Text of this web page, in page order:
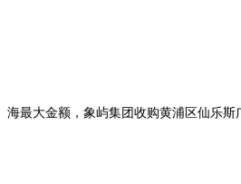
海最大金额，象屿集团收购黄浦区仙乐斯